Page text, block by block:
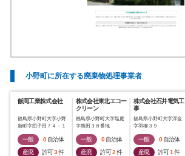
小野町に所在する廃棄物処理事業者
飯岡工業株式会社
福島県小野町大字小野
新町字団子田７４－１
一般 0 自治体
産廃
許可3件
株式会社東北エコー
クリーン
福島県小野町大字塩庭
字熊田３８番地
一般 0 自治体
産廃
許可2 件
株式会社石井電気工
事
福島県小野町大字浮金
字羽柳３９
一般 0 自治体
産廃
許可1 件